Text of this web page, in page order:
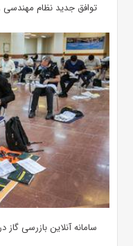
توافق جدید نظام مهندسی
سامانه آنلاین بازرسی گاز